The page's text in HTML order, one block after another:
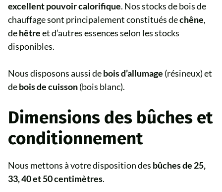
excellent pouvoir calorifique. Nos stocks de bois de
chauffage sont principalement constitués dechêne,
dehêtreet d’autres essences selon les stocks
disponibles.
Nous disposons aussi debois d’allumage (résineux) et
debois de cuisson(bois blanc).
Dimensions des bûches et
conditionnement
Nous mettons à votre disposition des bûches de 25,
33, 40 et 50 centimètres.